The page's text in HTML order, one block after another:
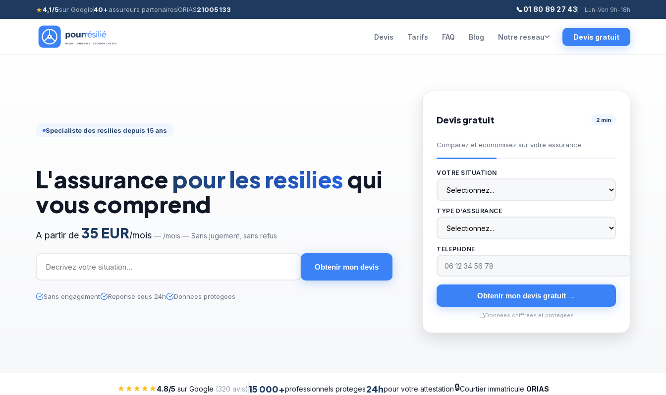
★4,1/5sur Google40+assureurs partenairesORIAS21005133 📞01 80 89 27 43 Lun-Ven 9h-18h
Devis Tarifs FAQ Blog Notre reseau Devis gratuit
Specialiste des resilies depuis 15 ans
L'assurance pour les resiliesqui
vous comprend
A partir de 35 EUR/mois — /mois — Sans jugement, sans refus
Obtenir mon devis
Sans engagement Reponse sous 24h Donnees protegees
Devis gratuit 2 min
Comparez et economisez sur votre assurance
VOTRE SITUATION
TYPE D'ASSURANCE
TELEPHONE
Obtenir mon devis gratuit →
Donnees chiffrees et protegees
★★★★★4.8/5 sur Google (320 avis)15 000+professionnels proteges24hpour votre attestation🔒Courtier immatricule ORIAS